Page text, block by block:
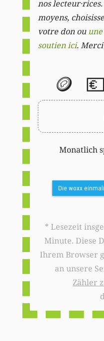
nos
moyens,
votre don ou
soutien ici. Merci
🪙 💶
Monatlich
Die woxx
* Lesezeit
Minute. Diese
Ihrem Browser
an unsere
Zähler